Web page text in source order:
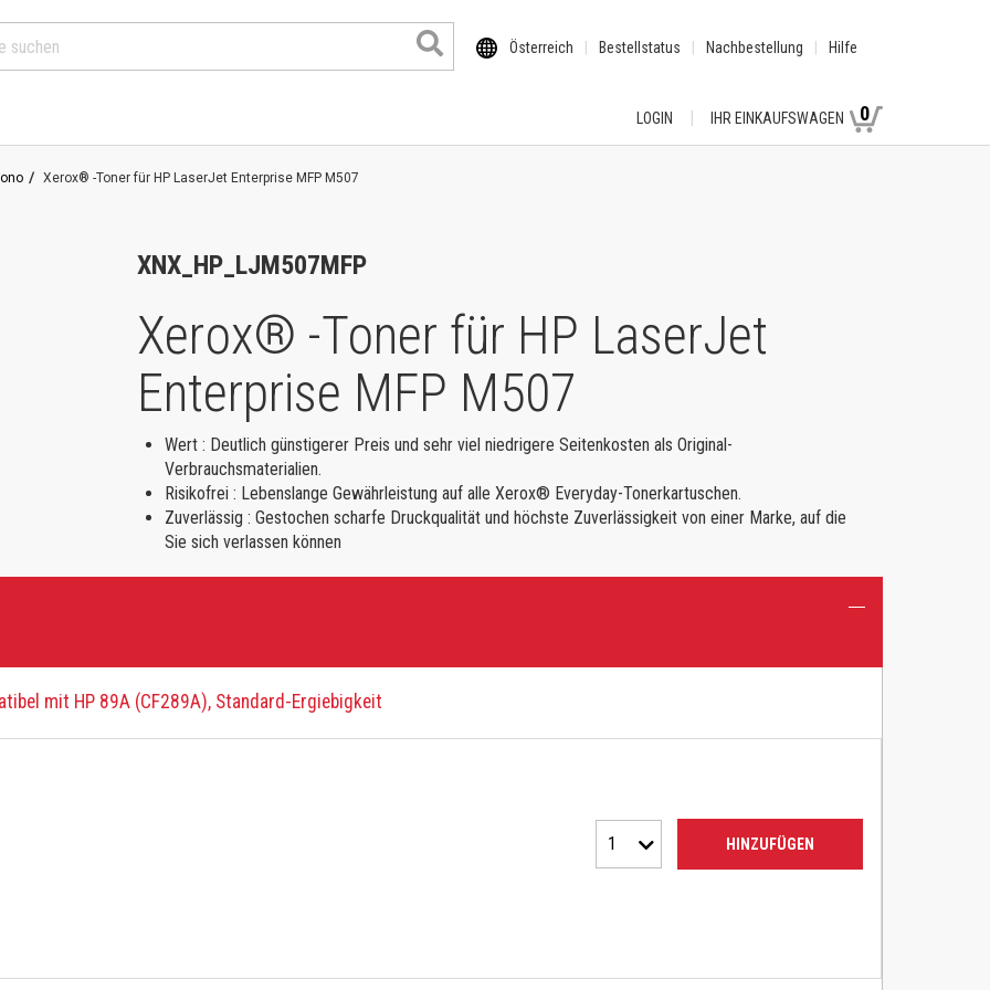
Österreich Bestellstatus Nachbestellung Hilfe
LOGIN IHR EINKAUFSWAGEN 0
Xerox® -Toner für HP LaserJet Enterprise MFP M507
XNX_HP_LJM507MFP
Xerox® -Toner für HP LaserJet
Enterprise MFP M507
Wert : Deutlich günstigerer Preis und sehr viel niedrigere Seitenkosten als Original-
Verbrauchsmaterialien.
Risikofrei : Lebenslange Gewährleistung auf alle Xerox® Everyday-Tonerkartuschen.
Zuverlässig : Gestochen scharfe Druckqualität und höchste Zuverlässigkeit von einer Marke, auf die
Sie sich verlassen können
mit HP 89A (CF289A), Standard-Ergiebigkeit
1 HINZUFÜGEN